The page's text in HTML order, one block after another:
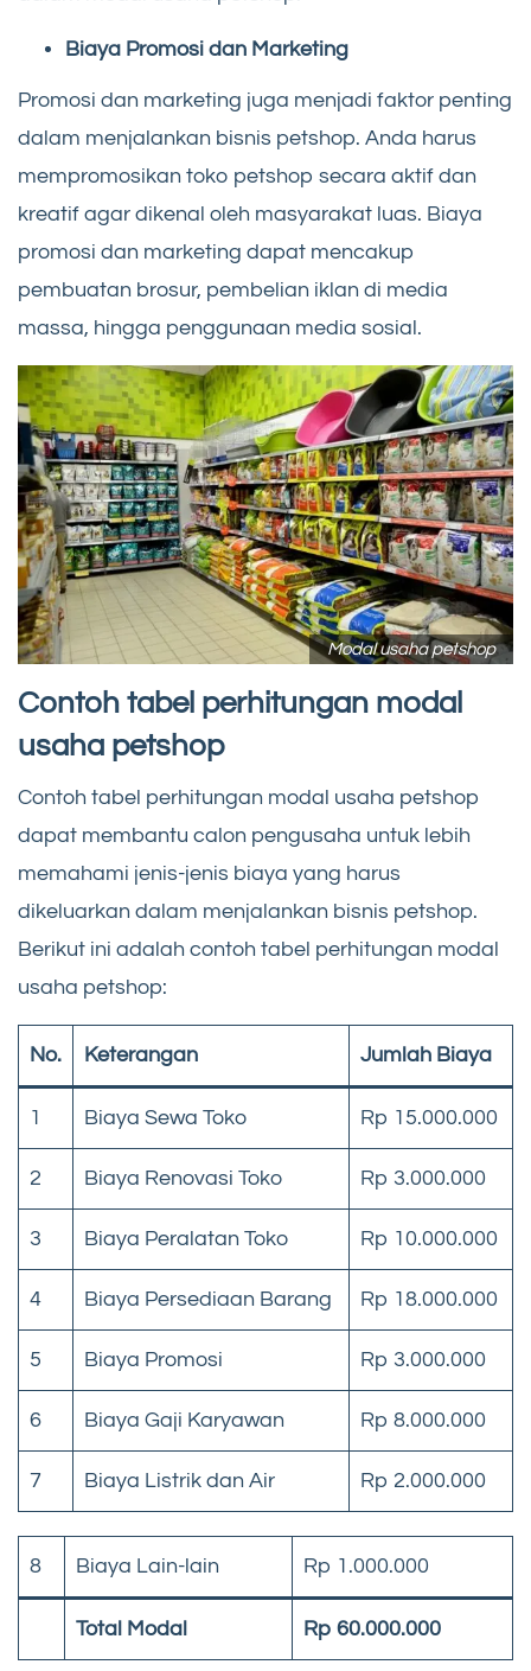
Biaya Promosi dan Marketing
Promosi dan marketing juga menjadi faktor penting
dalam menjalankan bisnis petshop. Anda harus
mempromosikan toko petshop secara aktif dan
kreatif agar dikenal oleh masyarakat luas. Biaya
promosi dan marketing dapat mencakup
pembuatan brosur, pembelian iklan di media
massa, hingga penggunaan media sosial.
Modal usaha petshop
Contoh tabel perhitungan modal
usaha petshop
Contoh tabel perhitungan modal usaha petshop
dapat membantu calon pengusaha untuk lebih
memahami jenis-jenis biaya yang harus
dikeluarkan dalam menjalankan bisnis petshop.
Berikut ini adalah contoh tabel perhitungan modal
usaha petshop:
No. Keterangan Jumlah Biaya
1 Biaya Sewa Toko Rp 15.000.000
2 Biaya Renovasi Toko Rp 3.000.000
3 Biaya Peralatan Toko Rp 10.000.000
4 Biaya Persediaan Barang Rp 18.000.000
5 Biaya Promosi Rp 3.000.000
6 Biaya Gaji Karyawan Rp 8.000.000
7 Biaya Listrik dan Air Rp 2.000.000
8 Biaya Lain-lain Rp 1.000.000
Total Modal Rp 60.000.000